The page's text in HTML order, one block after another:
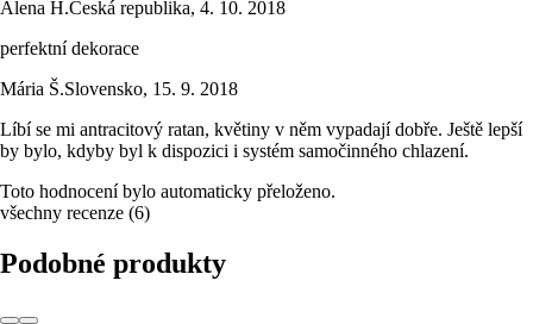
Alena H.Česká republika, 4. 10. 2018
perfektní dekorace
Mária Š.Slovensko, 15. 9. 2018
Líbí se mi antracitový ratan, květiny v něm vypadají dobře. Ještě lepší
by bylo, kdyby byl k dispozici i systém samočinného chlazení.
Toto hodnocení bylo automaticky přeloženo.
všechny recenze (6)
Podobné produkty